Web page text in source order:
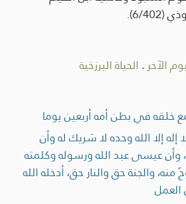
الآخر . الحياة البرزخية
خلقه في بطن أمه أربعين يوما
إلا الله وحده لا شريك له وأن
وأن عيسى عبد الله ورسوله وكلمته
والجنة حق والنار حق، أدخله الله
العمل